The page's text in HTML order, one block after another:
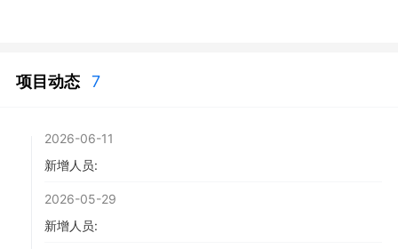
铺轨公里；铺设新岔220组；路基土石方总量2726万立
3. 项目投资额：243亿元。线路自陇海铁路三阳川站引
出，向南以长隧道（12.86公里）穿越中梁，以特大桥
公里隧道穿越渭河与嘉陵江水系分水岭至天水镇。随后
项目动态 7
2026-06-11
新增人员:
2026-05-29
新增人员: